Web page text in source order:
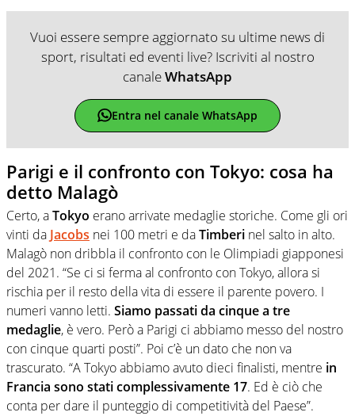
Vuoi essere sempre aggiornato su ultime news di
sport, risultati ed eventi live? Iscriviti al nostro
canaleWhatsApp
Entra nel canale WhatsApp
Parigi e il confronto con Tokyo: cosa ha
detto Malagò
Certo, aTokyo erano arrivate medaglie storiche. Come gli ori
vinti da Jacobs nei 100 metri e daTimberi nel salto in alto.
Malagò non dribbla il confronto con le Olimpiadi giapponesi
del 2021. “Se ci si ferma al confronto con Tokyo, allora si
rischia per il resto della vita di essere il parente povero. I
numeri vanno letti. Siamo passati da cinque a tre
medaglie, è vero. Però a Parigi ci abbiamo messo del nostro
con cinque quarti posti”. Poi c’è un dato che non va
trascurato. “A Tokyo abbiamo avuto dieci finalisti, mentre in
Francia sono stati complessivamente 17. Ed è ciò che
conta per dare il punteggio di competitività del Paese”.